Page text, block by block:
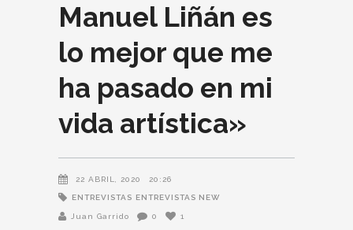
Manuel Liñán es
lo mejor que me
ha pasado en mi
vida artística»
22 ABRIL, 2020 20:26
ENTREVISTAS ENTREVISTAS NEW
Juan Garrido 0 1